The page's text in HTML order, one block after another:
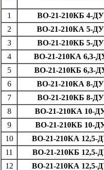
1
ВО-21-210КБ 4-
2
ВО-21-210КА 5-
3
ВО-21-210КБ 5-
4
ВО-21-210КА 6,3-
5
ВО-21-210КБ 6,3-
6
ВО-21-210КА 8-
7
ВО-21-210КБ 8-
8
ВО-21-210КА 10-
9
ВО-21-210КБ 10-
10
ВО-21-210КА 12,5-
11
ВО-21-210КБ 12,5-
12
ВО-21-210КА 12,5-